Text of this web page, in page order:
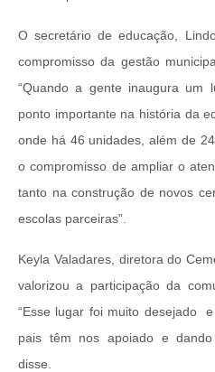
O secretário de educação,
compromisso da gestão
“Quando a gente inaugura um
ponto importante na história da
onde há 46 unidades, além de
o compromisso de ampliar o
tanto na construção de novos
escolas parceiras”.
Keyla Valadares, diretora do
valorizou a participação da
“Esse lugar foi muito desejado
pais têm nos apoiado e dando
disse.